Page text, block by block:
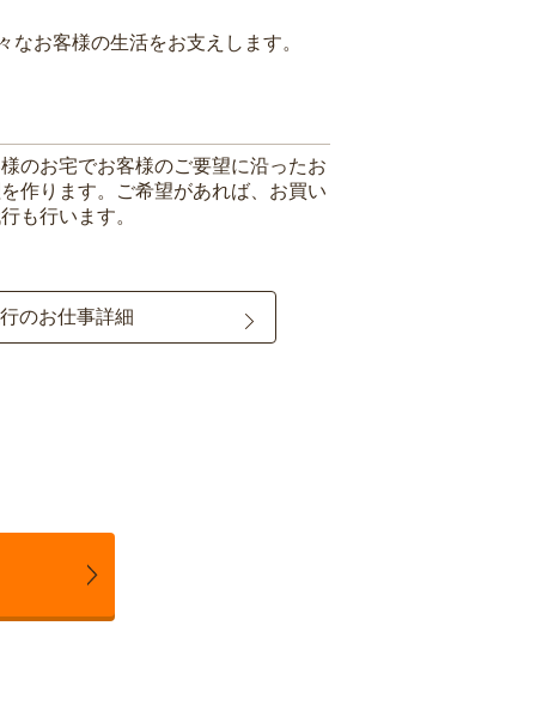
お客様の生活をお支えします。
のお宅でお客様のご要望に沿ったお
作ります。ご希望があれば、お買い
も行います。
のお仕事詳細